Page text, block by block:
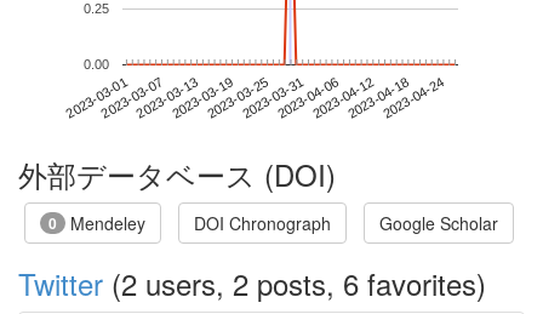
2023-03-012023-03-072023-03-132023-03-192023-03-252023-03-312023-04-062023-04-122023-04-182023-04-24
0.00
0.25
外部データベース (DOI)
0 Mendeley DOI Chronograph Google Scholar
Twitter (2 users, 2 posts, 6 favorites)